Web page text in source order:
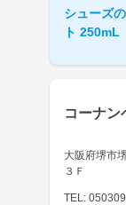
シューズ
ト 250mL
コーナン
大阪府堺市
３Ｆ
TEL: